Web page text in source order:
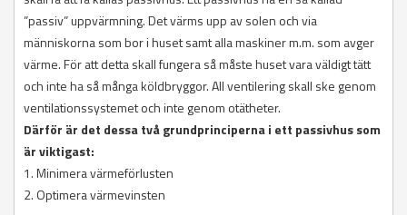
”passiv” uppvärmning. Det värms upp av solen och via
människorna som bor i huset samt alla maskiner m.m. som avger
värme. För att detta skall fungera så måste huset vara väldigt tätt
och inte ha så många köldbryggor. All ventilering skall ske genom
ventilationssystemet och inte genom otätheter.
Därför är det dessa två grundprinciperna i ett passivhus som
är viktigast:
1. Minimera värmeförlusten
2. Optimera värmevinsten